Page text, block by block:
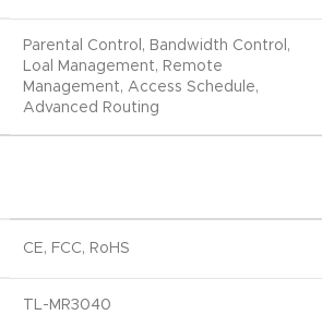
Parental Control, Bandwidth Control,
Loal Management, Remote
Management, Access Schedule,
Advanced Routing
CE, FCC, RoHS
TL-MR3040